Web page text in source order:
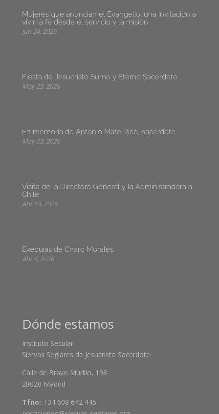
Mujeres que anuncian el Evangelio: una invitación a
vivir la fe desde el servicio y la misión
Jun 24, 2026
Fiesta de Jesucristo Sumo y Eterno Sacerdote
May 23, 2026
En memoria de Antonio Mate Rico, sacerdote
May 23, 2026
Visita de la Directora General y la Administradora a
Chile
Abr 13, 2026
Exequias de Charo Morales
Abr 4, 2026
Dónde estamos
Instituto Secular
Siervas Seglares de Jesucristo Sacerdote
Calle de Bravo Murillo, 198
28020 Madrid
Tfno: +34 608 642 445